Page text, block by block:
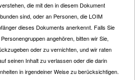
die mit den in diesem Dokument
sind, oder an Personen, die LOIM
dieses Dokuments anerkennt. Falls Sie
angehören, bitten wir Sie,
oder zu vernichten, und wir raten
seinen Inhalt zu verlassen oder die darin
in irgendeiner Weise zu berücksichtigen.